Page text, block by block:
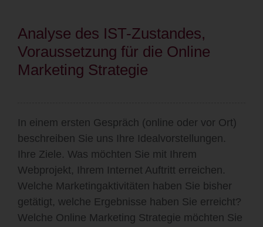
Analyse des IST-Zustandes,
Voraussetzung für die Online
Marketing Strategie
In einem ersten Gespräch (online oder vor Ort)
beschreiben Sie uns Ihre Idealvorstellungen.
Ihre Ziele. Was möchten Sie mit Ihrem
Webprojekt, Ihrem Internet Auftritt erreichen.
Welche Marketingaktivitäten haben Sie bisher
getätigt, welche Ergebnisse haben Sie erreicht?
Welche Online Marketing Strategie möchten Sie